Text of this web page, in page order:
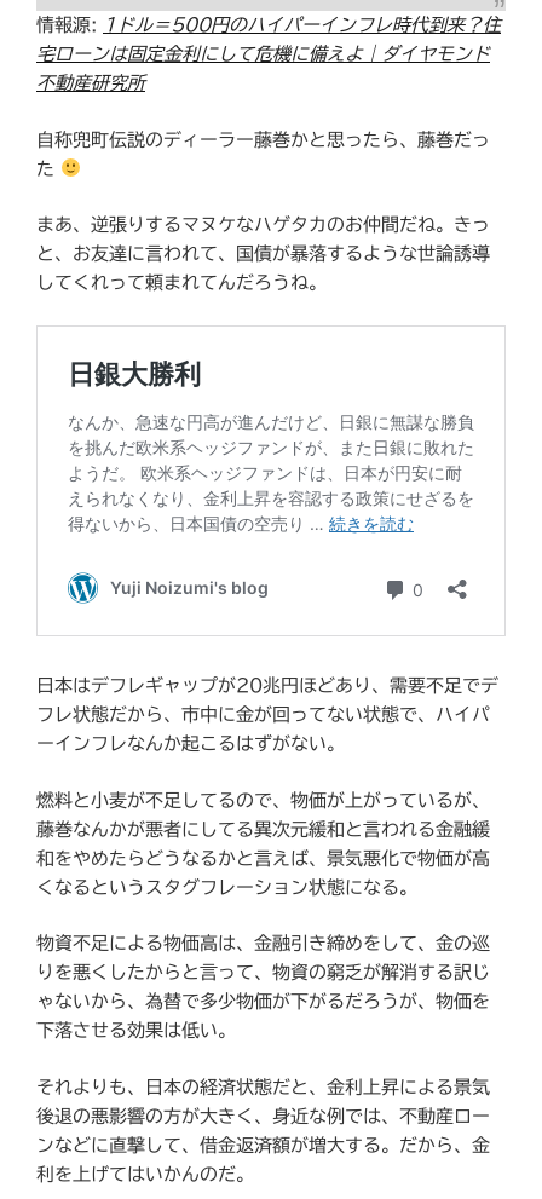
情報源:
1ドル＝500円のハイパーインフレ時代到来？住
宅ローンは固定金利にして危機に備えよ｜ダイヤモンド
不動産研究所
自称兜町伝説のディーラー藤巻かと思ったら、藤巻だっ
た
まあ、逆張りするマヌケなハゲタカのお仲間だね。きっ
と、お友達に言われて、国債が暴落するような世論誘導
してくれって頼まれてんだろうね。
日本はデフレギャップが20兆円ほどあり、需要不足でデ
フレ状態だから、市中に金が回ってない状態で、ハイパ
ーインフレなんか起こるはずがない。
燃料と小麦が不足してるので、物価が上がっているが、
藤巻なんかが悪者にしてる異次元緩和と言われる金融緩
和をやめたらどうなるかと言えば、景気悪化で物価が高
くなるというスタグフレーション状態になる。
物資不足による物価高は、金融引き締めをして、金の巡
りを悪くしたからと言って、物資の窮乏が解消する訳じ
ゃないから、為替で多少物価が下がるだろうが、物価を
下落させる効果は低い。
それよりも、日本の経済状態だと、金利上昇による景気
後退の悪影響の方が大きく、身近な例では、不動産ロー
ンなどに直撃して、借金返済額が増大する。だから、金
利を上げてはいかんのだ。